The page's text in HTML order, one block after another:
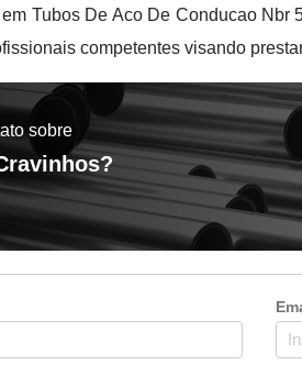
Tubos De Aco De Conducao
competentes visando
sobre